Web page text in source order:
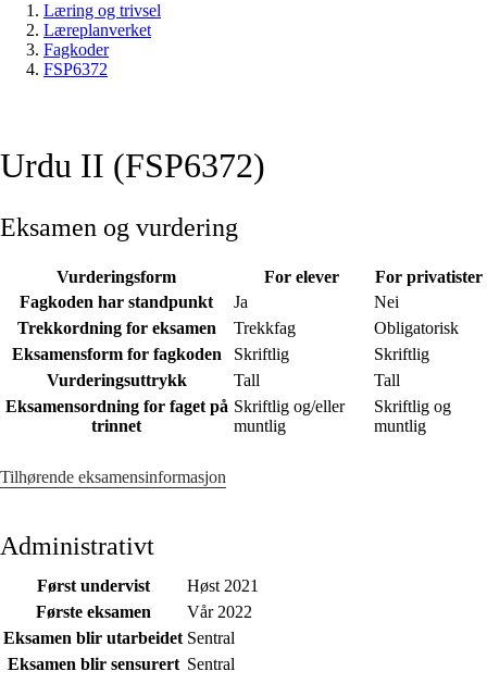
Læring og trivsel
Læreplanverket
Fagkoder
FSP6372
Urdu II (FSP6372)
Eksamen og vurdering
Vurderingsform For elever
For privatister
Fagkoden har standpunkt
Ja
Nei
Trekkordning for eksamen
Trekkfag
Obligatorisk
Eksamensform for fagkoden
Skriftlig
Skriftlig
Vurderingsuttrykk
Tall
Tall
Eksamensordning for faget på
trinnet
Skriftlig og/eller
muntlig
Skriftlig og
muntlig
Tilhørende eksamensinformasjon
Administrativt
Først undervist
Høst 2021
Første eksamen
Vår 2022
Eksamen blir utarbeidet Sentral
Eksamen blir sensurert Sentral